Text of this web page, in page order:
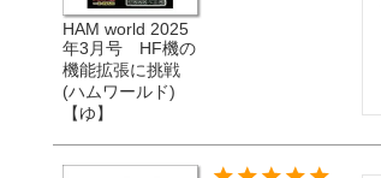
HAM world 2025
年3月号 HF機の
機能拡張に挑戦
(ハムワールド)
【ゆ】